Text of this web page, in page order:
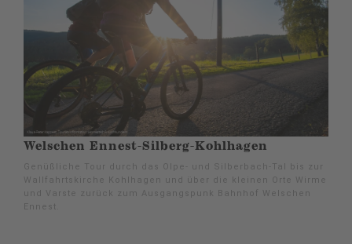
Welschen Ennest-Silberg-Kohlhagen
Genüßliche Tour durch das Olpe- und Silberbach-Tal bis zur
Wallfahrtskirche Kohlhagen und über die kleinen Orte Wirme
und Varste zurück zum Ausgangspunk Bahnhof Welschen
Ennest.